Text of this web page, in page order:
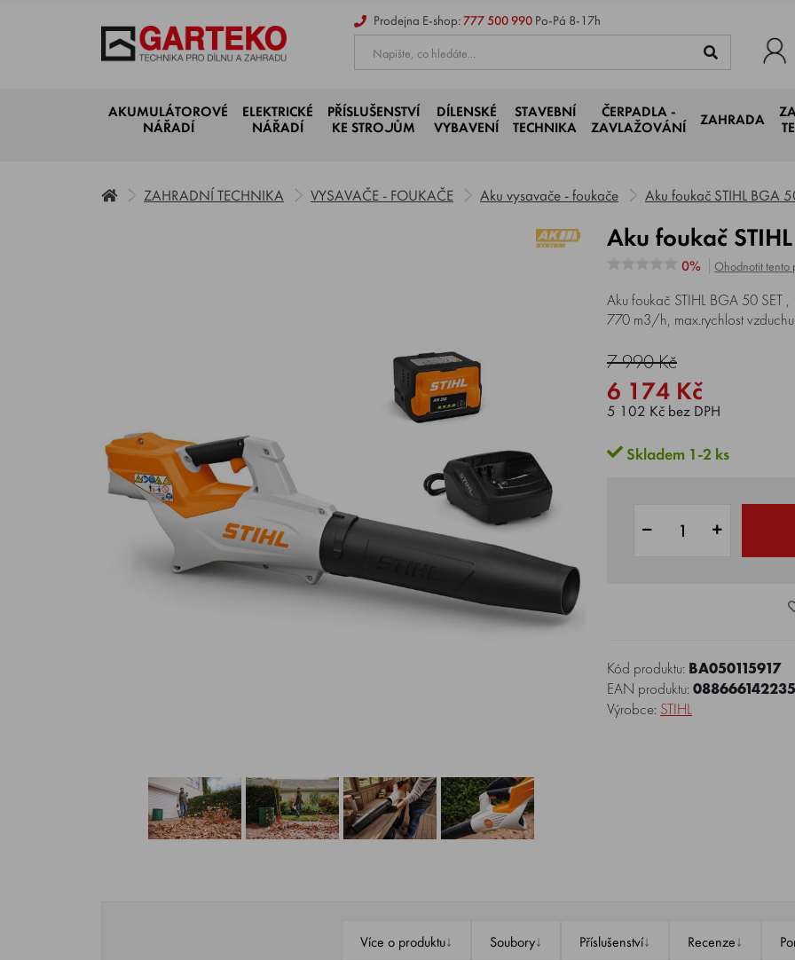
Prodejna E-shop:777 500 990 Po-Pá 8-17h
AKUMULÁTOROVÉ
NÁŘADÍ
ELEKTRICKÉ
NÁŘADÍ
PŘÍSLUŠENSTVÍ
KE STROJŮM
DÍLENSKÉ
VYBAVENÍ
STAVEBNÍ
TECHNIKA
ČERPADLA -
ZAVLAŽOVÁNÍ
ZAHRADA
ZAHRADNÍ TECHNIKA VYSAVAČE - FOUKAČE Aku vysavače - foukače Aku foukač STIHL BGA
Aku foukač
0% Ohodnotit tento
Aku foukač STIHL BGA 50
770 m3/h, max.rychlost
7 990 Kč
6 174 Kč
5 102 Kč bez DPH
Skladem 1-2 ks
Kód produktu: BA050115917
EAN produktu:
Výrobce: STIHL
Více o produktu↓ Soubory↓ Příslušenství↓ Recenze↓